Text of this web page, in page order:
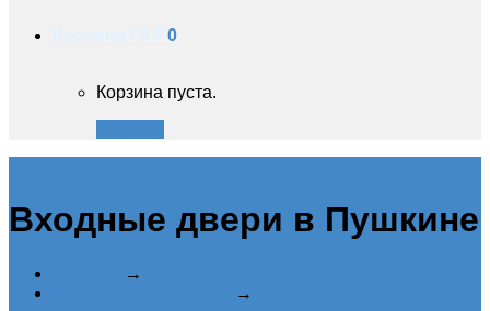
0
Корзина пуста.
Входные двери в Пушкине
→
→